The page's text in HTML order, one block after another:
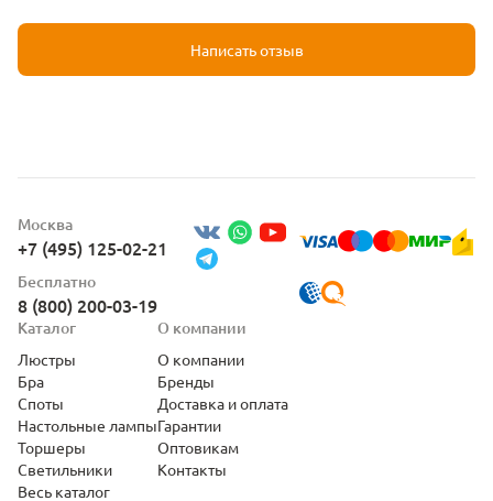
Написать отзыв
Москва
+7 (495) 125-02-21
Бесплатно
8 (800) 200-03-19
Каталог
Люстры
Бра
Споты
Настольные лампы
Торшеры
Светильники
Весь каталог
О компании
О компании
Бренды
Доставка и оплата
Гарантии
Оптовикам
Контакты